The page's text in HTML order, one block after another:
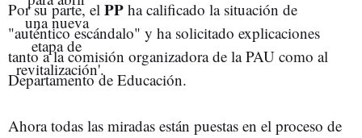
Por su parte, el PP ha calificado la situación de
"auténtico escándalo" y ha solicitado explicaciones
tanto a la comisión organizadora de la PAU como al
Departamento de Educación.
Ahora todas las miradas están puestas en el proceso de